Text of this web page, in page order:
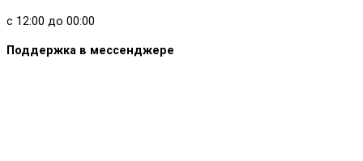
с 12:00 до 00:00
Поддержка в мессенджере